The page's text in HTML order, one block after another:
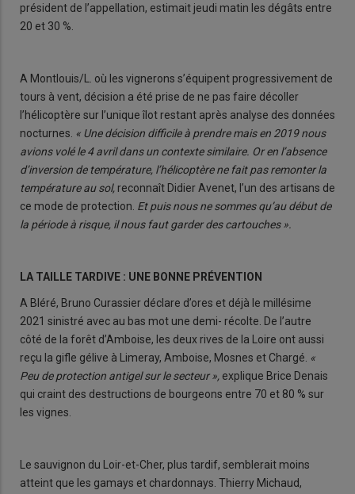
président de l’appellation, estimait jeudi matin les dégâts entre
20 et 30 %.
A Montlouis/L. où les vignerons s’équipent progressivement de
tours à vent, décision a été prise de ne pas faire décoller
l’hélicoptère sur l’unique îlot restant après analyse des données
nocturnes. « Une décision difficile à prendre mais en 2019 nous
avions volé le 4 avril dans un contexte similaire. Or en l’absence
d’inversion de température, l’hélicoptère ne fait pas remonter la
température au sol, reconnaît Didier Avenet, l’un des artisans de
ce mode de protection. Et puis nous ne sommes qu’au début de
la période à risque, il nous faut garder des cartouches ».
LA TAILLE TARDIVE : UNE BONNE PRÉVENTION
A Bléré, Bruno Curassier déclare d’ores et déjà le millésime
2021 sinistré avec au bas mot une demi- récolte. De l’autre
côté de la forêt d’Amboise, les deux rives de la Loire ont aussi
reçu la gifle gélive à Limeray, Amboise, Mosnes et Chargé. «
Peu de protection antigel sur le secteur », explique Brice Denais
qui craint des destructions de bourgeons entre 70 et 80 % sur
les vignes.
Le sauvignon du Loir-et-Cher, plus tardif, semblerait moins
atteint que les gamays et chardonnays. Thierry Michaud,